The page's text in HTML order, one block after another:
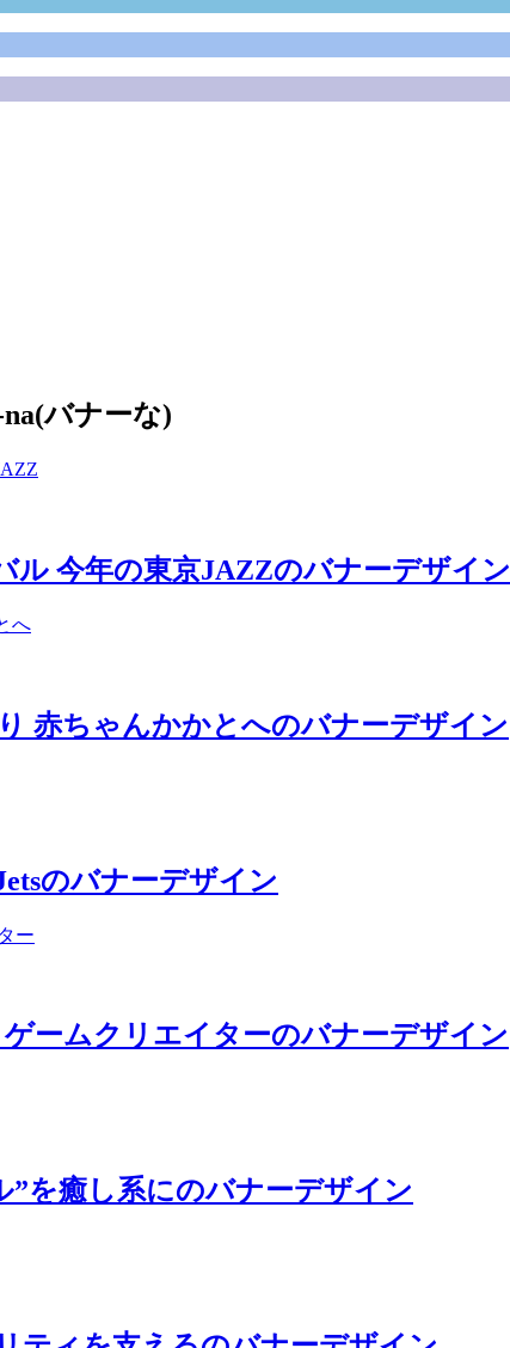
バナーな)
ル 今年の東京JAZZのバナーデザイン
赤ちゃんかかとへのバナーデザイン
のバナーデザイン
ームクリエイターのバナーデザイン
を癒し系にのバナーデザイン